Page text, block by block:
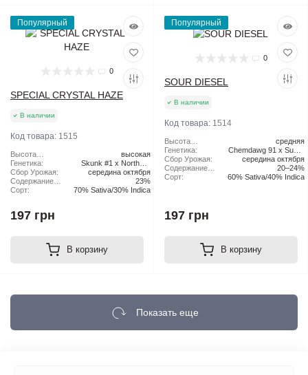
Популярный
0
SPECIAL CRYSTAL HAZE
В наличии
Код товара: 1515
Высота
растения:
высокая
Генетика:
Skunk #1 x Northern
Lights x Haze
Сбор Урожая:
середина октября
Содержание
ТГК:
23%
Сорт:
70% Sativa/30% Indica
197 грн
В корзину
Популярный
0
SOUR DIESEL
В наличии
Код товара: 1514
Высота
растения:
средняя
Генетика:
Chemdawg 91 x Super
Skunk
Сбор Урожая:
середина октября
Содержание
ТГК:
20–24%
Сорт:
60% Sativa/40% Indica
197 грн
В корзину
Показать еще